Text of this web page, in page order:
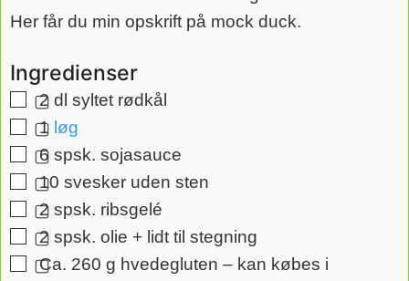
Her får du min opskrift på mock duck.
Ingredienser
▢
2 dl syltet rødkål
▢
1 løg
▢
6 spsk. sojasauce
▢
10 svesker uden sten
▢
2 spsk. ribsgelé
▢
2 spsk. olie + lidt til stegning
▢
Ca. 260 g hvedegluten – kan købes i